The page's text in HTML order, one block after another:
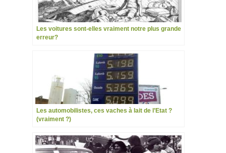
Les voitures sont-elles vraiment notre plus grande
erreur?
Les automobilistes, ces vaches à lait de l’Etat ?
(vraiment ?)